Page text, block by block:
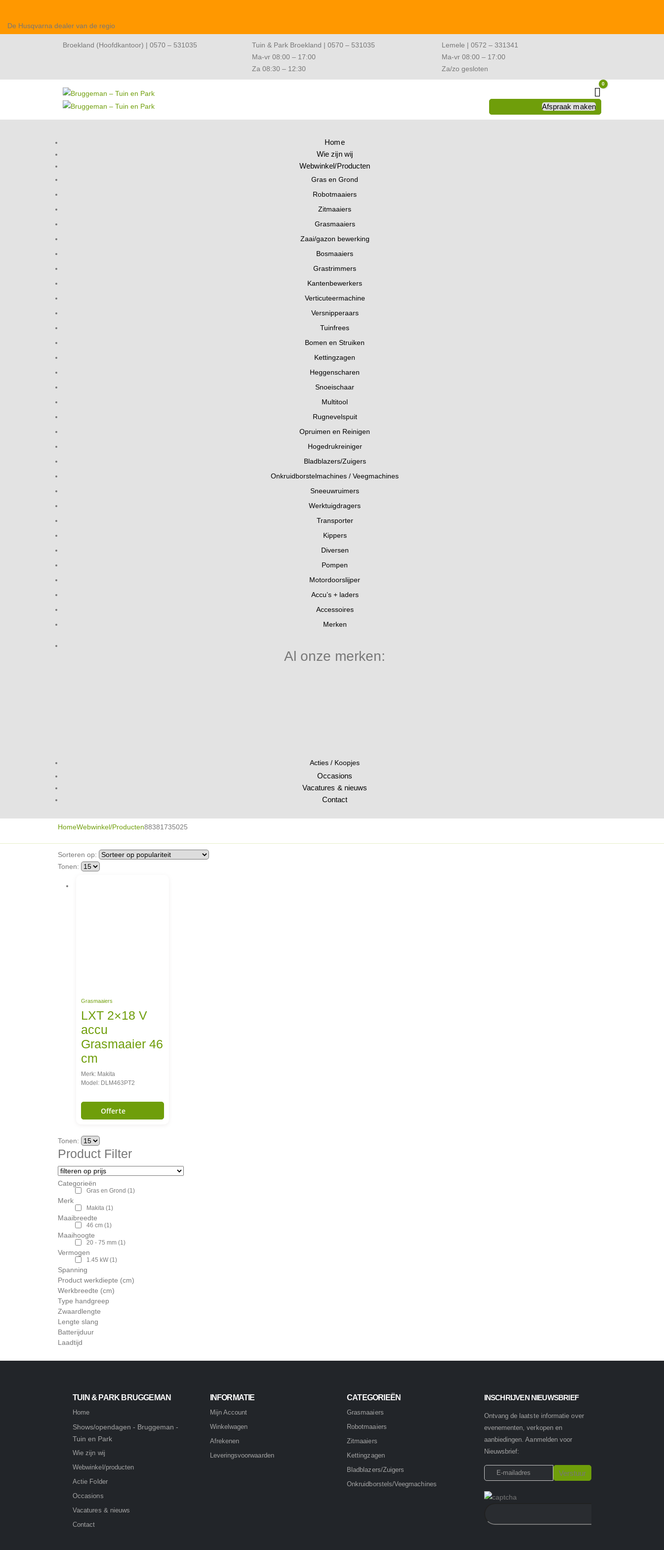
De Husqvarna dealer van de regio
Broekland (Hoofdkantoor) | 0570 – 531035
Tuin & Park Broekland | 0570 – 531035
Ma-vr 08:00 – 17:00
Za 08:30 – 12:30
Lemele | 0572 – 331341
Ma-vr 08:00 – 17:00
Za/zo gesloten
Winkelwagen
0
Afspraak maken
Home
Wie zijn wij
Webwinkel/Producten
Gras en Grond
Robotmaaiers
Zitmaaiers
Grasmaaiers
Zaai/gazon bewerking
Bosmaaiers
Grastrimmers
Kantenbewerkers
Verticuteermachine
Versnipperaars
Tuinfrees
Bomen en Struiken
Kettingzagen
Heggenscharen
Snoeischaar
Multitool
Rugnevelspuit
Opruimen en Reinigen
Hogedrukreiniger
Bladblazers/Zuigers
Onkruidborstelmachines / Veegmachines
Sneeuwruimers
Werktuigdragers
Transporter
Kippers
Diversen
Pompen
Motordoorslijper
Accu’s + laders
Accessoires
Merken
Al onze merken:
Acties / Koopjes
Occasions
Vacatures & nieuws
Contact
HomeWebwinkel/Producten88381735025
Sorteren op:
Tonen:
Grasmaaiers
LXT 2×18 V
accu
Grasmaaier 46
cm
Merk: Makita
Model: DLM463PT2
Offerte
Tonen:
Product Filter
Categorieën
Gras en Grond (1)
Merk
Makita (1)
Maaibreedte
46 cm (1)
Maaihoogte
20 - 75 mm (1)
Vermogen
1.45 kW (1)
Spanning
Product werkdiepte (cm)
Werkbreedte (cm)
Type handgreep
Zwaardlengte
Lengte slang
Batterijduur
Laadtijd
TUIN & PARK BRUGGEMAN
Home
Shows/opendagen - Bruggeman -
Tuin en Park
Wie zijn wij
Webwinkel/producten
Actie Folder
Occasions
Vacatures & nieuws
Contact
INFORMATIE
Mijn Account
Winkelwagen
Afrekenen
Leveringsvoorwaarden
CATEGORIEËN
Grasmaaiers
Robotmaaiers
Zitmaaiers
Kettingzagen
Bladblazers/Zuigers
Onkruidborstels/Veegmachines
INSCHRIJVEN NIEUWSBRIEF
Ontvang de laatste informatie over
evenementen, verkopen en
aanbiedingen. Aanmelden voor
Nieuwsbrief: